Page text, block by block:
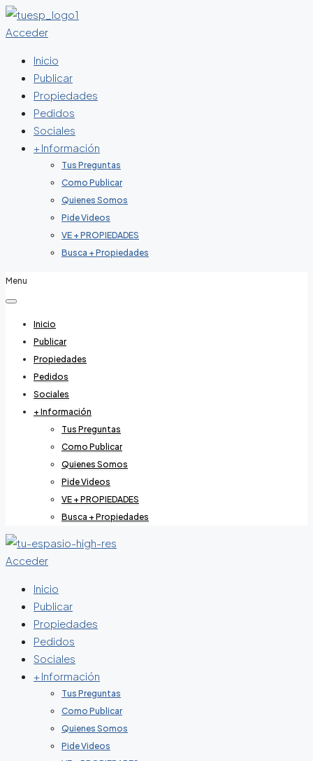
Acceder
Inicio
Publicar
Propiedades
Pedidos
Sociales
+ Información
Tus Preguntas
Como Publicar
Quienes Somos
Pide Videos
VE + PROPIEDADES
Busca + Propiedades
Menu
Inicio
Publicar
Propiedades
Pedidos
Sociales
+ Información
Tus Preguntas
Como Publicar
Quienes Somos
Pide Videos
VE + PROPIEDADES
Busca + Propiedades
Acceder
Inicio
Publicar
Propiedades
Pedidos
Sociales
+ Información
Tus Preguntas
Como Publicar
Quienes Somos
Pide Videos